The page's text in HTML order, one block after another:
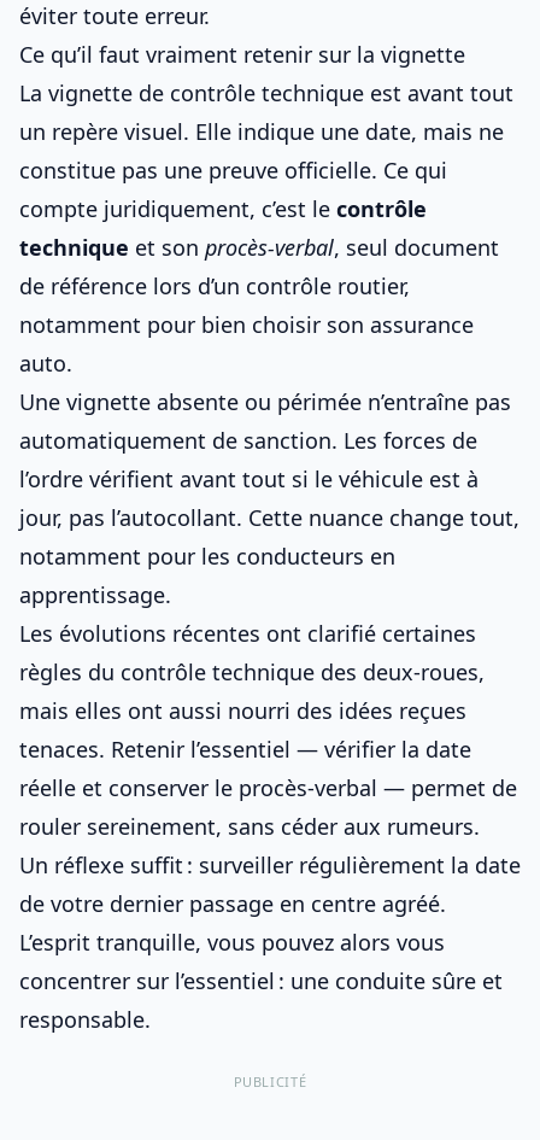
éviter toute erreur.
Ce qu’il faut vraiment retenir sur la vignette
La vignette de contrôle technique est avant tout
un repère visuel. Elle indique une date, mais ne
constitue pas une preuve officielle. Ce qui
compte juridiquement, c’est le contrôle
technique et son procès-verbal, seul document
de référence lors d’un contrôle routier,
notamment pour bien choisir son assurance
auto.
Une vignette absente ou périmée n’entraîne pas
automatiquement de sanction. Les forces de
l’ordre vérifient avant tout si le véhicule est à
jour, pas l’autocollant. Cette nuance change tout,
notamment pour les conducteurs en
apprentissage.
Les évolutions récentes ont clarifié certaines
règles du contrôle technique des deux-roues,
mais elles ont aussi nourri des idées reçues
tenaces. Retenir l’essentiel — vérifier la date
réelle et conserver le procès-verbal — permet de
rouler sereinement, sans céder aux rumeurs.
Un réflexe suffit : surveiller régulièrement la date
de votre dernier passage en centre agréé.
L’esprit tranquille, vous pouvez alors vous
concentrer sur l’essentiel : une conduite sûre et
responsable.
PUBLICITÉ